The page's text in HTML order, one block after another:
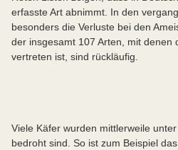
eingeschränkt. Ab 2019 gilt
der EU ein Verbot für die
wie vor dürfen sie jedoch in
angewendet werden.
deshalb für sie wichtige
nur unzureichend. Das
auch eine Folge der
allem in der ersten Hälfte
fehlen uns heute zu viele der
Die Folgen: Immer mehr
Entwicklungsräume sowie
erfasste Art abnimmt. In den
besonders die Verluste bei den
der insgesamt 107 Arten, mit denen
vertreten ist, sind rückläufig.
Viele Käfer wurden mittlerweile
bedroht sind. So ist zum Beispiel